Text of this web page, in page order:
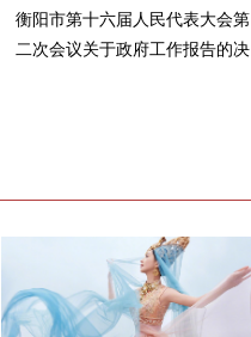
衡阳市第十六届人民代表大会第
二次会议关于政府工作报告的决